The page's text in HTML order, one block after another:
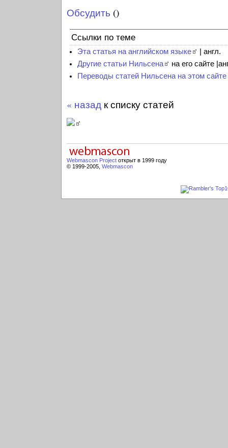
Обсудить ()
Ссылки по теме
Эта статья на английском языке
| англ.
Другие статьи Нильсена
на его сайте
Переводы статей Нильсена на этом сайте
« назад к списку статей
Webmascon Project открыт в 1999 году
© 1999-2005, Webmascon